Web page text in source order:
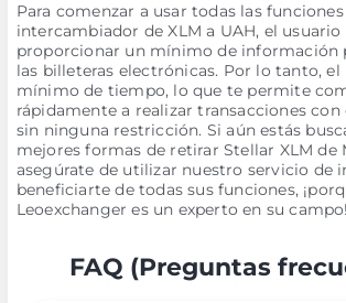
Para comenzar a usar todas las funciones
intercambiador de XLM a UAH, el usuario
proporcionar un mínimo de información
las billeteras electrónicas. Por lo tanto,
mínimo de tiempo, lo que te permite
rápidamente a realizar transacciones
sin ninguna restricción. Si aún estás
mejores formas de retirar Stellar XLM de
asegúrate de utilizar nuestro servicio de
beneficiarte de todas sus funciones,
Leoexchanger es un experto en su campo!
FAQ (Preguntas